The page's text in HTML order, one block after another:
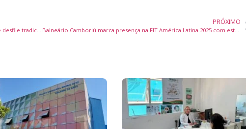
Marejada 2025 será pet friendly e terá retorno da realeza e desfile tradicional
PRÓXIMO
Balneário Camboriú marca presença na FIT América Latina 2025 com estande institucional e trade turístico